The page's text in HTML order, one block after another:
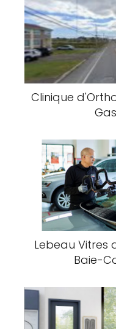
Clinique
Lebeau Vitres
Baie-